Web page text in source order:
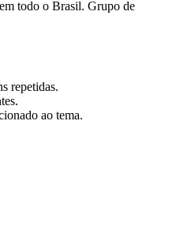
todo o Brasil. Grupo de
repetidas.
ao tema.